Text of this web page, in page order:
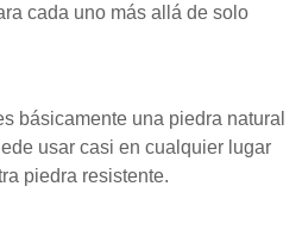
cada uno más allá de solo
básicamente una piedra natural
usar casi en cualquier lugar
piedra resistente.